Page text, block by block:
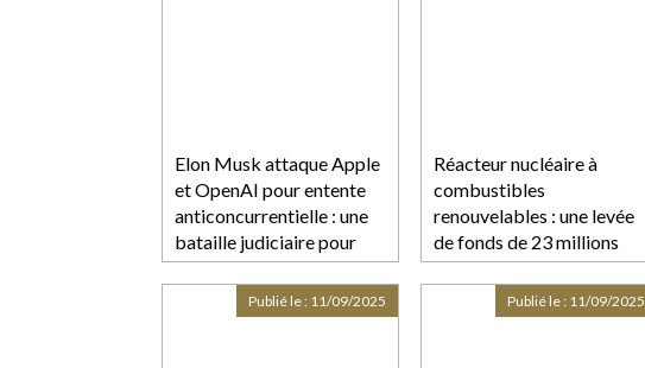
Elon Musk attaque Apple
et OpenAI pour entente
anticoncurrentielle : une
bataille judiciaire pour
l’avenir de l’IA
Réacteur nucléaire à
combustibles
renouvelables : une levée
de fonds de 23 millions
d’euros pour STELLARIA
Publié le : 11/09/2025 Publié le : 11/09/2025